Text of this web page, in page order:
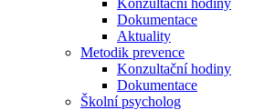
Konzultační hodiny
Dokumentace
Aktuality
Metodik prevence
Konzultační hodiny
Dokumentace
Školní psycholog